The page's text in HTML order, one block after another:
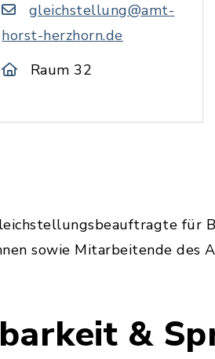
gleichstellung@amt-
horst-herzhorn.de
Raum 32
für
sowie Mitarbeitende des
&